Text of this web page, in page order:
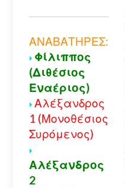
ΑΝΑΒΑΤΗΡΕΣ:
Φίλιππος
(Διθέσιος
Εναέριος)
Αλέξανδρος
1 (Μονοθέσιος
Συρόμενος)
Αλέξανδρος
2